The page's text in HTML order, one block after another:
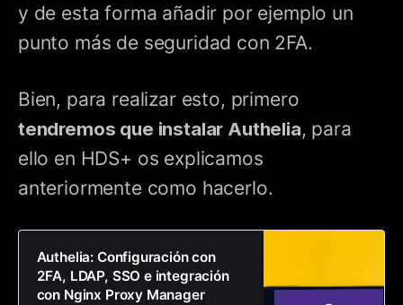
y de esta forma añadir por ejemplo un
punto más de seguridad con 2FA.
Bien, para realizar esto, primero
tendremos que instalar Authelia, para
ello en HDS+ os explicamos
anteriormente como hacerlo.
Authelia: Configuración con
2FA, LDAP, SSO e integración
con Nginx Proxy Manager